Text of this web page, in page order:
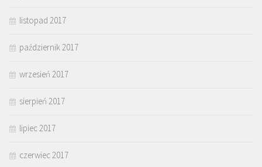
listopad 2017
październik 2017
wrzesień 2017
sierpień 2017
lipiec 2017
czerwiec 2017